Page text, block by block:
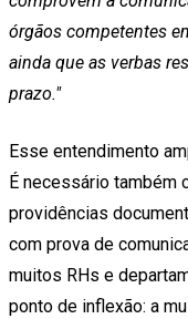
órgãos competentes
ainda que as verbas
prazo."
Esse entendimento
É necessário também
providências
com prova de
muitos RHs e
ponto de inflexão: a